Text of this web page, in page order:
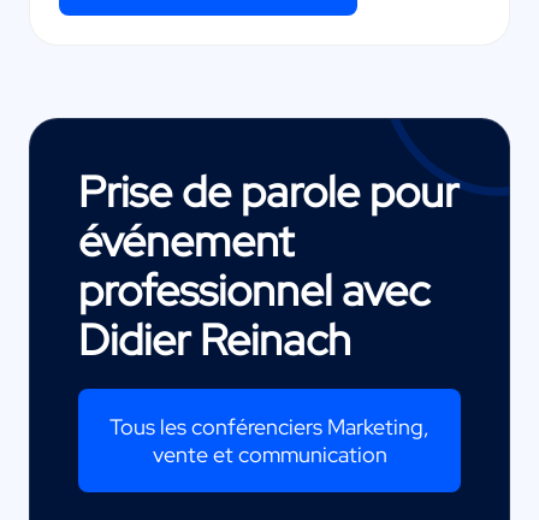
Prise de parole pour
événement
professionnel avec
Didier Reinach
Tous les conférenciers Marketing,
vente et communication